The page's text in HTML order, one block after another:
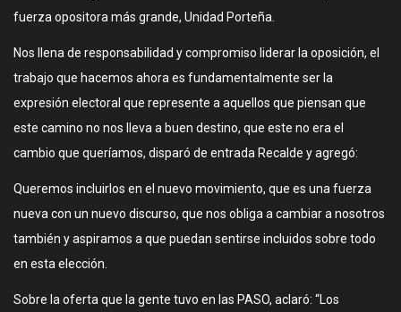
fuerza opositora más grande, Unidad Porteña.
Nos llena de responsabilidad y compromiso liderar la oposición, el
trabajo que hacemos ahora es fundamentalmente ser la
expresión electoral que represente a aquellos que piensan que
este camino no nos lleva a buen destino, que este no era el
cambio que queríamos, disparó de entrada Recalde y agregó:
Queremos incluirlos en el nuevo movimiento, que es una fuerza
nueva con un nuevo discurso, que nos obliga a cambiar a nosotros
también y aspiramos a que puedan sentirse incluidos sobre todo
en esta elección.
Sobre la oferta que la gente tuvo en las PASO, aclaró: “Los